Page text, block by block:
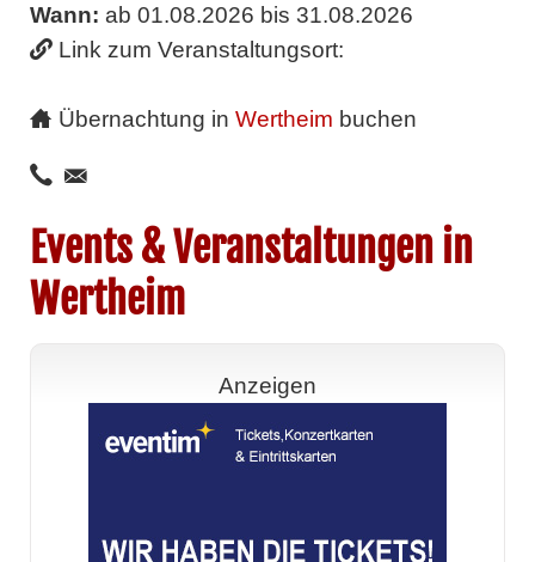
Wann: ab 01.08.2026 bis 31.08.2026
Link zum Veranstaltungsort:
Übernachtung in Wertheim buchen
Events & Veranstaltungen in
Wertheim
Anzeigen